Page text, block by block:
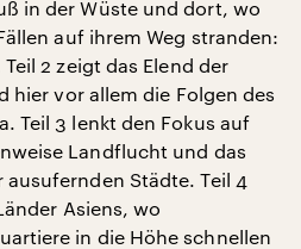
in der Wüste und dort, wo
auf ihrem Weg stranden:
2 zeigt das Elend der
hier vor allem die Folgen des
Teil 3 lenkt den Fokus auf
Landflucht und das
Städte. Teil 4
Asiens, wo
in die Höhe schnellen